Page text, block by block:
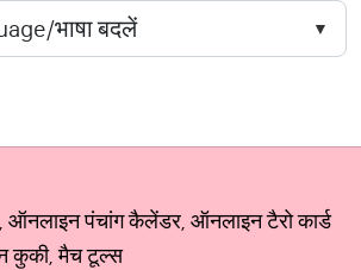
पंचांग कैलेंडर, ऑनलाइन टैरो कार्ड
कुकी, मैच टूल्स